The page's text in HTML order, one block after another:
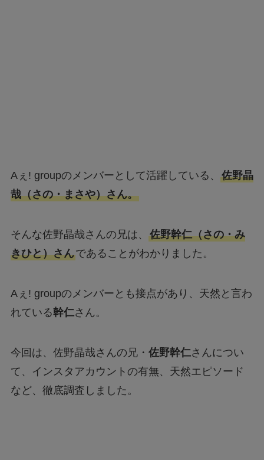
Aぇ! groupのメンバーとして活躍している、 佐野晶
哉（さの・まさや）さん。
そんな佐野晶哉さんの兄は、 佐野幹仁（さの・み
きひと）さんであることがわかりました。
Aぇ! groupのメンバーとも接点があり、天然と言わ
れている幹仁さん。
今回は、佐野晶哉さんの兄・ 佐野幹仁さんについ
て、インスタアカウントの有無、天然エピソード
など、徹底調査しました。